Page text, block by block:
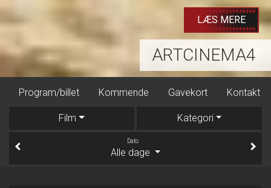
SKOLEN MED MAGISKE DYR – FILMEN
KØB BILLET
Program/billet Kommende Gavekort Kontakt
Film Kategori
Dato
Alle dage